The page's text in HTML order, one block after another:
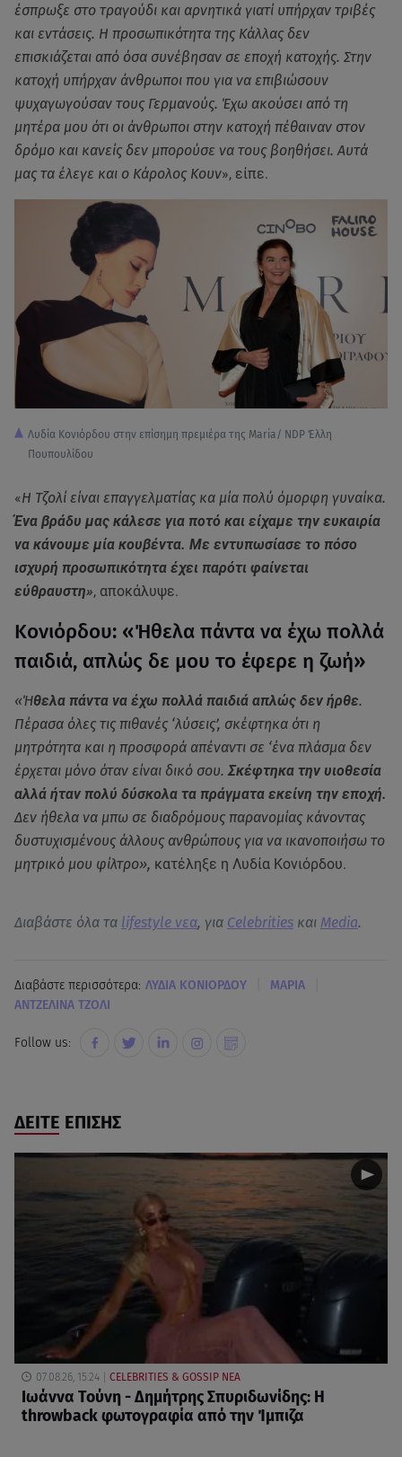
έσπρωξε στο τραγούδι και αρνητικά γιατί υπήρχαν τριβές
και εντάσεις. Η προσωπικότητα της Κάλλας δεν
επισκιάζεται από όσα συνέβησαν σε εποχή κατοχής. Στην
κατοχή υπήρχαν άνθρωποι που για να επιβιώσουν
ψυχαγωγούσαν τους Γερμανούς. Έχω ακούσει από τη
μητέρα μου ότι οι άνθρωποι στην κατοχή πέθαιναν στον
δρόμο και κανείς δεν μπορούσε να τους βοηθήσει. Αυτά
μας τα έλεγε και ο Κάρολος Κουν», είπε.
Λυδία Κονιόρδου στην επίσημη πρεμιέρα της Maria/ NDP Έλλη
Πουπουλίδου
«Η Τζολί είναι επαγγελματίας κα μία πολύ όμορφη γυναίκα.
Ένα βράδυ μας κάλεσε για ποτό και είχαμε την ευκαιρία
να κάνουμε μία κουβέντα. Με εντυπωσίασε το πόσο
ισχυρή προσωπικότητα έχει παρότι φαίνεται
εύθραυστη», αποκάλυψε.
Κονιόρδου: «Ήθελα πάντα να έχω πολλά
παιδιά, απλώς δε μου το έφερε η ζωή»
«Ήθελα πάντα να έχω πολλά παιδιά απλώς δεν ήρθε.
Πέρασα όλες τις πιθανές ‘λύσεις’, σκέφτηκα ότι η
μητρότητα και η προσφορά απέναντι σε ‘ένα πλάσμα δεν
έρχεται μόνο όταν είναι δικό σου. Σκέφτηκα την υιοθεσία
αλλά ήταν πολύ δύσκολα τα πράγματα εκείνη την εποχή.
Δεν ήθελα να μπω σε διαδρόμους παρανομίας κάνοντας
δυστυχισμένους άλλους ανθρώπους για να ικανοποιήσω το
μητρικό μου φίλτρο», κατέληξε η Λυδία Κονιόρδου.
Διαβάστε όλα τα lifestyle νεα, για Celebrities και Media.
Διαβάστε περισσότερα: ΛΥΔΙΑ ΚΟΝΙΟΡΔΟΥ ΜΑΡΙΑ
ΑΝΤΖΕΛΙΝΑ ΤΖΟΛΙ
Follow us:
ΔΕΙΤΕ ΕΠΙΣΗΣ
07.08.26, 15:24 CELEBRITIES & GOSSIP ΝΕΑ
Ιωάννα Τούνη - Δημήτρης Σπυριδωνίδης: Η
throwback φωτογραφία από την Ίμπιζα